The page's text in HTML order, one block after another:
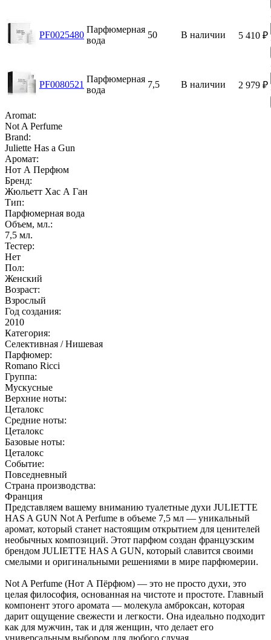
PF0025480
Парфюмерная
вода
50 В наличии 5 410 ₽
PF0080521
Парфюмерная
вода
7,5 В наличии 2 979 ₽
Aromat:
Not A Perfume
Brand:
Juliette Has a Gun
Аромат:
Нот А Перфюм
Бренд:
Жюльетт Хас А Ган
Тип:
Парфюмерная вода
Объем, мл.:
7,5 мл.
Тестер:
Нет
Пол:
Женский
Возраст:
Взрослый
Год создания:
2010
Категория:
Селективная / Нишевая
Парфюмер:
Romano Ricci
Группа:
Мускусные
Верхние ноты:
Цеталокс
Средние ноты:
Цеталокс
Базовые ноты:
Цеталокс
Событие:
Повседневный
Страна производства:
Франция
Представляем вашему вниманию туалетные духи JULIETTE
HAS A GUN Not A Perfume в объеме 7,5 мл — уникальный
аромат, который станет настоящим открытием для ценителей
необычных композиций. Этот парфюм создан французским
брендом JULIETTE HAS A GUN, который славится своими
смелыми и оригинальными решениями в мире парфюмерии.
Not A Perfume (Нот А Пёрфюм) — это не просто духи, это
целая философия, основанная на чистоте и простоте. Главный
компонент этого аромата — молекула амброксан, которая
дарит ощущение свежести и легкости. Она идеально подходит
как для мужчин, так и для женщин, что делает его